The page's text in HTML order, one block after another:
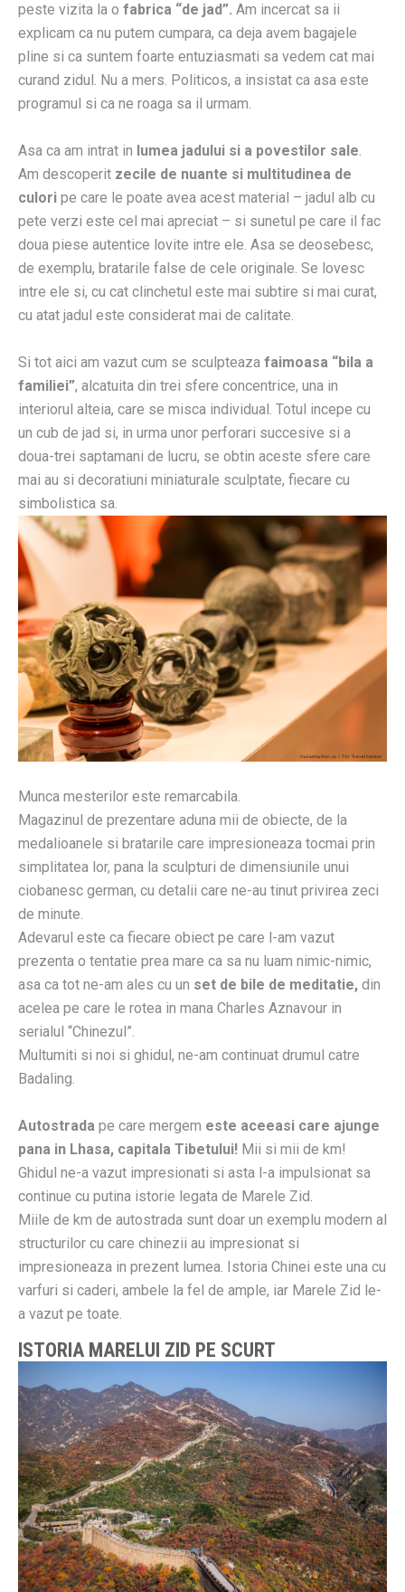
peste vizita la o fabrica “de jad”. Am incercat sa ii
explicam ca nu putem cumpara, ca deja avem bagajele
pline si ca suntem foarte entuziasmati sa vedem cat mai
curand zidul. Nu a mers. Politicos, a insistat ca asa este
programul si ca ne roaga sa il urmam.
Asa ca am intrat in lumea jadului si a povestilor sale.
Am descoperit zecile de nuante si multitudinea de
culori pe care le poate avea acest material – jadul alb cu
pete verzi este cel mai apreciat – si sunetul pe care il fac
doua piese autentice lovite intre ele. Asa se deosebesc,
de exemplu, bratarile false de cele originale. Se lovesc
intre ele si, cu cat clinchetul este mai subtire si mai curat,
cu atat jadul este considerat mai de calitate.
Si tot aici am vazut cum se sculpteaza faimoasa “bila a
familiei”, alcatuita din trei sfere concentrice, una in
interiorul alteia, care se misca individual. Totul incepe cu
un cub de jad si, in urma unor perforari succesive si a
doua-trei saptamani de lucru, se obtin aceste sfere care
mai au si decoratiuni miniaturale sculptate, fiecare cu
simbolistica sa.
Munca mesterilor este remarcabila.
Magazinul de prezentare aduna mii de obiecte, de la
medalioanele si bratarile care impresioneaza tocmai prin
simplitatea lor, pana la sculpturi de dimensiunile unui
ciobanesc german, cu detalii care ne-au tinut privirea zeci
de minute.
Adevarul este ca fiecare obiect pe care l-am vazut
prezenta o tentatie prea mare ca sa nu luam nimic-nimic,
asa ca tot ne-am ales cu un set de bile de meditatie, din
acelea pe care le rotea in mana Charles Aznavour in
serialul “Chinezul”.
Multumiti si noi si ghidul, ne-am continuat drumul catre
Badaling.
Autostrada pe care mergem este aceeasi care ajunge
pana in Lhasa, capitala Tibetului! Mii si mii de km!
Ghidul ne-a vazut impresionati si asta l-a impulsionat sa
continue cu putina istorie legata de Marele Zid.
Miile de km de autostrada sunt doar un exemplu modern al
structurilor cu care chinezii au impresionat si
impresioneaza in prezent lumea. Istoria Chinei este una cu
varfuri si caderi, ambele la fel de ample, iar Marele Zid le-
a vazut pe toate.
ISTORIA MARELUI ZID PE SCURT